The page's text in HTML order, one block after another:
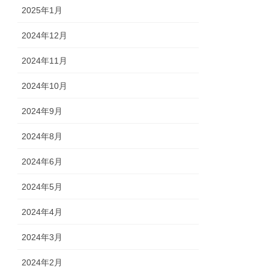
2025年1月
2024年12月
2024年11月
2024年10月
2024年9月
2024年8月
2024年6月
2024年5月
2024年4月
2024年3月
2024年2月